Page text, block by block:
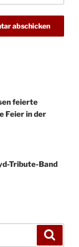
feierte
Feier in der
Tribute-Band